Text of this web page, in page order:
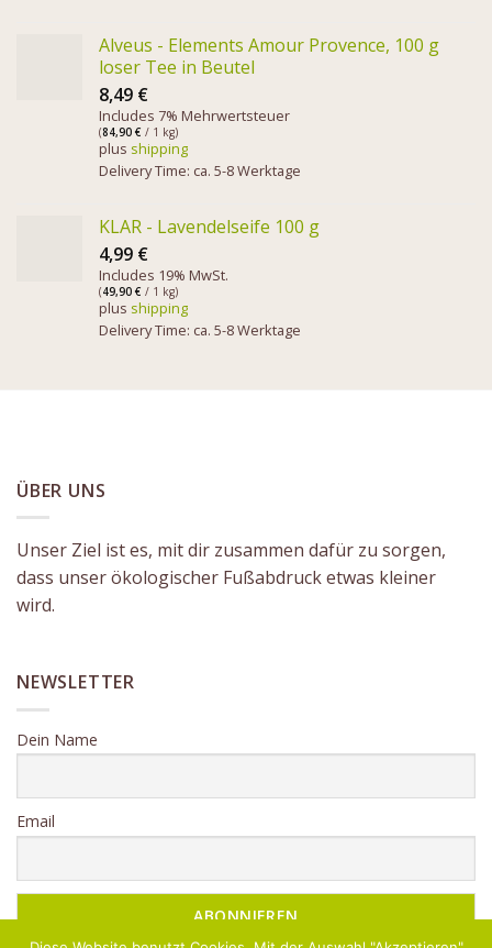
Alveus - Elements Amour Provence, 100 g
loser Tee in Beutel
8,49 €
Includes 7% Mehrwertsteuer
(84,90 € / 1 kg)
plus shipping
Delivery Time: ca. 5-8 Werktage
KLAR - Lavendelseife 100 g
4,99 €
Includes 19% MwSt.
(49,90 € / 1 kg)
plus shipping
Delivery Time: ca. 5-8 Werktage
ÜBER UNS
Unser Ziel ist es, mit dir zusammen dafür zu sorgen,
dass unser ökologischer Fußabdruck etwas kleiner
wird.
NEWSLETTER
Dein Name
Email